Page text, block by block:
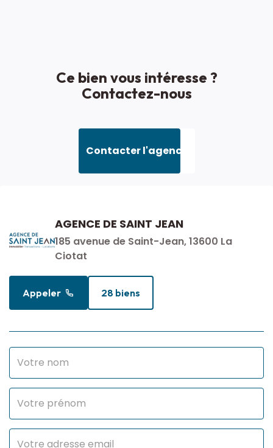
Ce bien vous intéresse ?
Contactez-nous
Contacter l'agence
AGENCE DE SAINT JEAN
185 avenue de Saint-Jean, 13600 La
Ciotat
Appeler 28 biens